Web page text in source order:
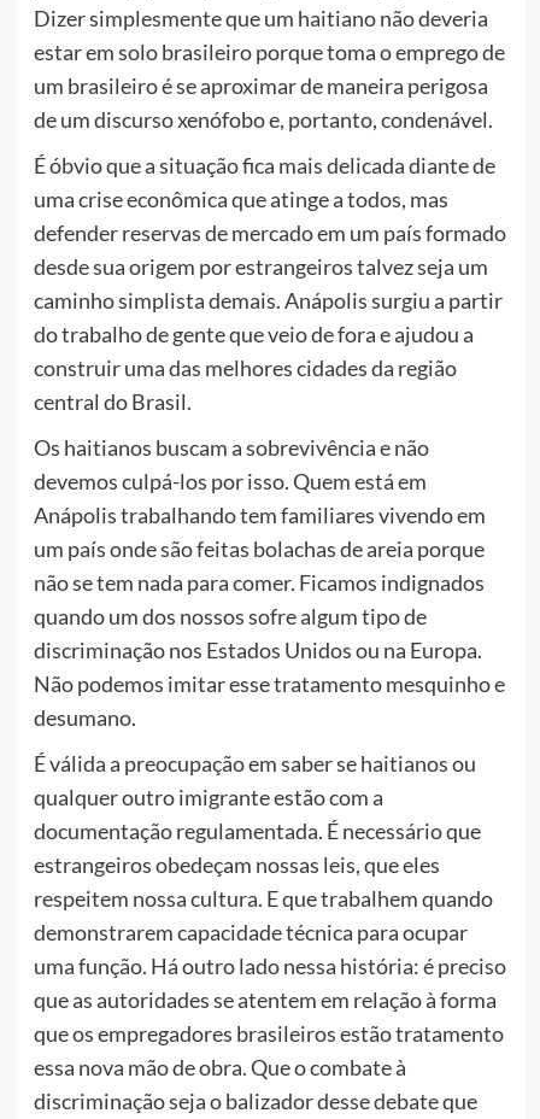
Dizer simplesmente que um haitiano não deveria
estar em solo brasileiro porque toma o emprego de
um brasileiro é se aproximar de maneira perigosa
de um discurso xenófobo e, portanto, condenável.
É óbvio que a situação fica mais delicada diante de
uma crise econômica que atinge a todos, mas
defender reservas de mercado em um país formado
desde sua origem por estrangeiros talvez seja um
caminho simplista demais. Anápolis surgiu a partir
do trabalho de gente que veio de fora e ajudou a
construir uma das melhores cidades da região
central do Brasil.
Os haitianos buscam a sobrevivência e não
devemos culpá-los por isso. Quem está em
Anápolis trabalhando tem familiares vivendo em
um país onde são feitas bolachas de areia porque
não se tem nada para comer. Ficamos indignados
quando um dos nossos sofre algum tipo de
discriminação nos Estados Unidos ou na Europa.
Não podemos imitar esse tratamento mesquinho e
desumano.
É válida a preocupação em saber se haitianos ou
qualquer outro imigrante estão com a
documentação regulamentada. É necessário que
estrangeiros obedeçam nossas leis, que eles
respeitem nossa cultura. E que trabalhem quando
demonstrarem capacidade técnica para ocupar
uma função. Há outro lado nessa história: é preciso
que as autoridades se atentem em relação à forma
que os empregadores brasileiros estão tratamento
essa nova mão de obra. Que o combate à
discriminação seja o balizador desse debate que